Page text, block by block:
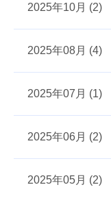
2025年10月 (2)
2025年08月 (4)
2025年07月 (1)
2025年06月 (2)
2025年05月 (2)